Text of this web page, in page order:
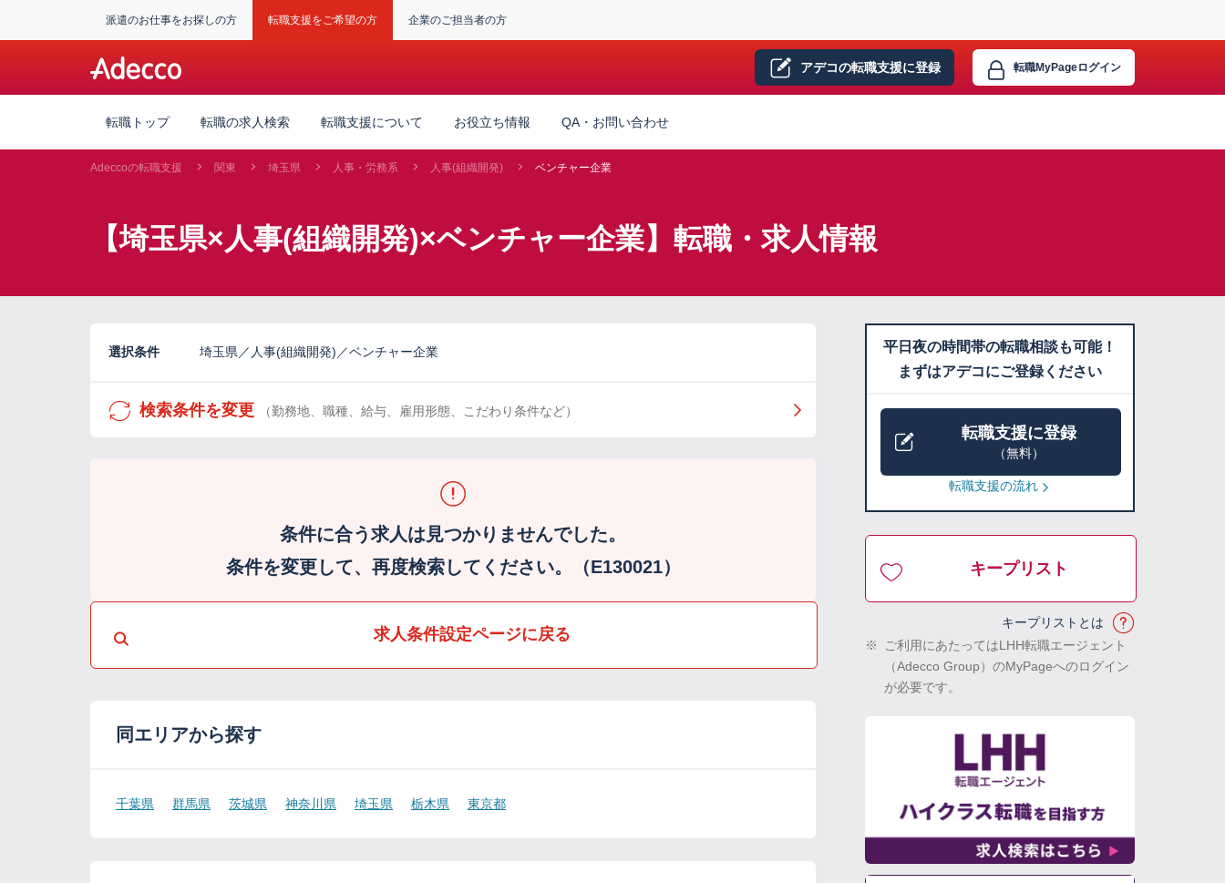
派遣のお仕事をお探しの方 転職支援をご希望の方 企業のご担当者の方
アデコの転職支援に登録 転職MyPageログイン
転職トップ 転職の求人検索 転職支援について お役立ち情報 QA・お問い合わせ
Adeccoの転職支援 関東 埼玉県 人事・労務系 人事(組織開発) ベンチャー企業
【埼玉県×人事(組織開発)×ベンチャー企業】転職・求人情報
選択条件 埼玉県／人事(組織開発)／ベンチャー企業
検索条件を変更 （勤務地、職種、給与、雇用形態、こだわり条件など）
条件に合う求人は見つかりませんでした。
条件を変更して、再度検索してください。（E130021）
求人条件設定ページに戻る
同エリアから探す
千葉県 群馬県 茨城県 神奈川県 埼玉県 栃木県 東京都
平日夜の時間帯の転職相談も可能！
まずはアデコにご登録ください
転職支援に登録
（無料）
転職支援の流れ
キープリスト
キープリストとは
※
ご利用にあたってはLHH転職エージェント
（Adecco Group）のMyPageへのログイン
が必要です。